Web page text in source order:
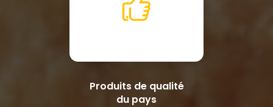
Produits de qualité
du pays